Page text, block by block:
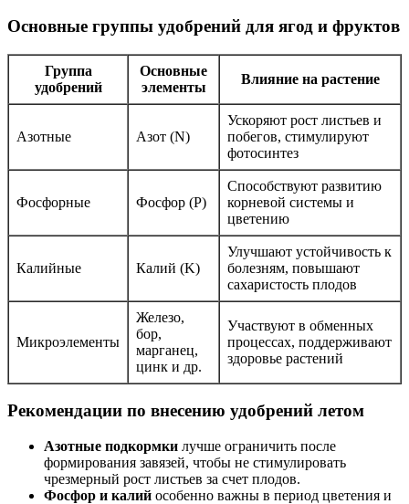
Основные группы удобрений для ягод и фруктов
Группа
удобрений
Основные
элементы
Влияние на растение
Азотные Азот (N)
Ускоряют рост листьев и
побегов, стимулируют
фотосинтез
Фосфорные Фосфор (P)
Способствуют развитию
корневой системы и
цветению
Калийные Калий (K)
Улучшают устойчивость к
болезням, повышают
сахаристость плодов
Микроэлементы
Железо,
бор,
марганец,
цинк и др.
Участвуют в обменных
процессах, поддерживают
здоровье растений
Рекомендации по внесению удобрений летом
Азотные подкормки лучше ограничить после
формирования завязей, чтобы не стимулировать
чрезмерный рост листьев за счет плодов.
Фосфор и калий особенно важны в период цветения и